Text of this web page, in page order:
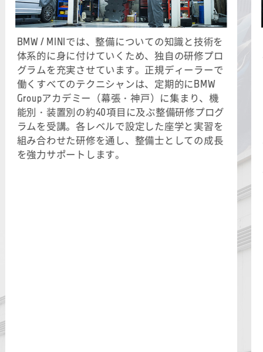
BMW / MINIでは、整備についての知識と技術を
体系的に身に付けていくため、独自の研修プロ
グラムを充実させています。正規ディーラーで
働くすべてのテクニシャンは、定期的にBMW
Groupアカデミー（幕張・神戸）に集まり、機
能別・装置別の約40項目に及ぶ整備研修プログ
ラムを受講。各レベルで設定した座学と実習を
組み合わせた研修を通し、整備士としての成長
を強力サポートします。